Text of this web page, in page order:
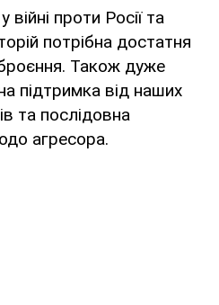
війні проти Росії та
потрібна достатня
Також дуже
підтримка від наших
та послідовна
агресора.